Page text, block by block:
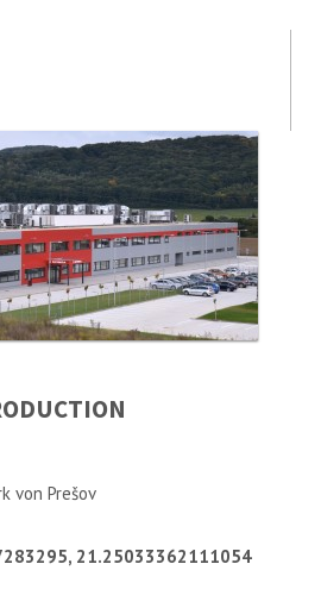
von Prešov
21.25033362111054